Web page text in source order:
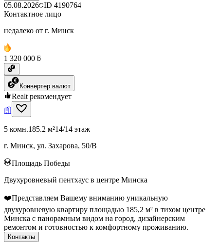
05.08.2026 ID 4190764
Контактное лицо
недалеко от г. Минск
1 320 000 ƃ
Конвертер валют
Realt рекомендует
5 комн.185.2 м²14/14 этаж
г. Минск, ул. Захарова, 50/В
Площадь Победы
Двухуровневый пентхаус в центре Минска
❤️Представляем Вашему вниманию уникальную
двухуровневую квартиру площадью 185,2 м² в тихом центре
Минска с панорамным видом на город, дизайнерским
ремонтом и готовностью к комфортному проживанию.
Контакты